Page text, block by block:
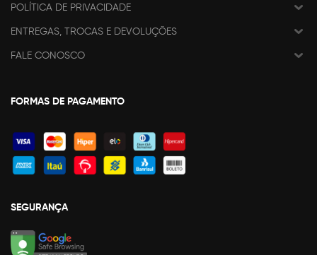
POLÍTICA DE PRIVACIDADE
ENTREGAS, TROCAS E DEVOLUÇÕES
FALE CONOSCO
FORMAS DE PAGAMENTO
SEGURANÇA